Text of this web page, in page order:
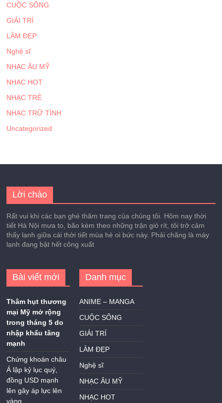
CUỘC SỐNG
GIẢI TRÍ
LÀM ĐẸP
Nghệ sĩ
NHẠC ÂU MỸ
NHẠC HOT
NHẠC TRẺ
NHẠC TRỮ TÌNH
Uncategorized
Lời chào
Rất vui khi các bạn ghé thăm trang của chúng tôi. Hôm nay thời
tiết Hà Nội mưa to, bão kèm theo những trận gió rít, tôi trở cảm
thấy lạnh giữa cái thời tiết mùa hè oi bức này. Phải chăng là máy
lạnh đang bật hết công xuất
Bài viết mới
Thâm hụt thương
mại Mỹ mở rộng
trong tháng 5 do
nhập khẩu tăng
mạnh
Chứng khoán châu
Á lập kỷ lục quý,
đồng USD mạnh
lên gây áp lực lên
vàng
Danh mục
ANIME – MANGA
CUỘC SỐNG
GIẢI TRÍ
LÀM ĐẸP
Nghệ sĩ
NHẠC ÂU MỸ
NHẠC HOT